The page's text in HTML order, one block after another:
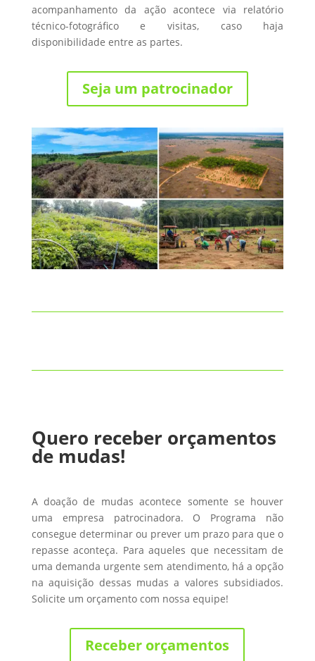
acompanhamento da ação acontece via relatório
técnico-fotográfico e visitas, caso haja
disponibilidade entre as partes.
Seja um patrocinador
Quero receber orçamentos
de mudas!
A doação de mudas acontece somente se houver
uma empresa patrocinadora. O Programa não
consegue determinar ou prever um prazo para que o
repasse aconteça. Para aqueles que necessitam de
uma demanda urgente sem atendimento, há a opção
na aquisição dessas mudas a valores subsidiados.
Solicite um orçamento com nossa equipe!
Receber orçamentos